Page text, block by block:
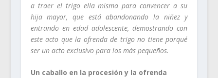
a traer el trigo ella misma para convencer a su
hija mayor, que está abandonando la niñez y
entrando en edad adolescente, demostrando con
este acto que la ofrenda de trigo no tiene porqué
ser un acto exclusivo para los más pequeños.
Un caballo en la procesión y la ofrenda